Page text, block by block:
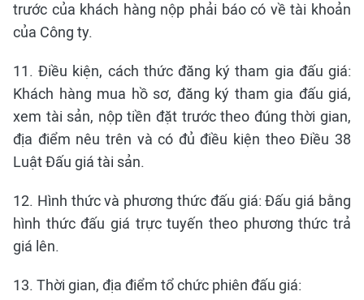
trước của khách hàng nộp phải báo có về tài khoản
của Công ty.
11. Điều kiện, cách thức đăng ký tham gia đấu giá:
Khách hàng mua hồ sơ, đăng ký tham gia đấu giá,
xem tài sản, nộp tiền đặt trước theo đúng thời gian,
địa điểm nêu trên và có đủ điều kiện theo Điều 38
Luật Đấu giá tài sản.
12. Hình thức và phương thức đấu giá: Đấu giá bằng
hình thức đấu giá trực tuyến theo phương thức trả
giá lên.
13. Thời gian, địa điểm tổ chức phiên đấu giá: